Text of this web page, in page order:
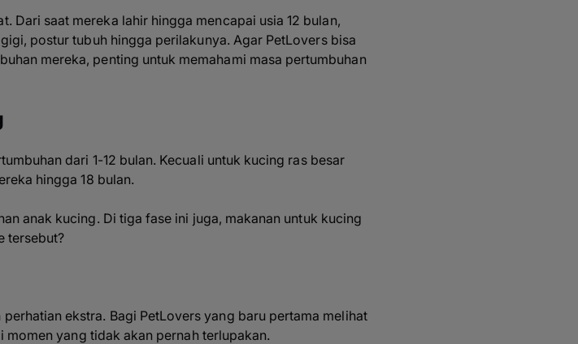
Dari saat mereka lahir hingga mencapai usia 12 bulan,
postur tubuh hingga perilakunya. Agar PetLovers bisa
mereka, penting untuk memahami masa pertumbuhan
dari 1-12 bulan. Kecuali untuk kucing ras besar
hingga 18 bulan.
anak kucing. Di tiga fase ini juga, makanan untuk kucing
tersebut?
ekstra. Bagi PetLovers yang baru pertama melihat
yang tidak akan pernah terlupakan.